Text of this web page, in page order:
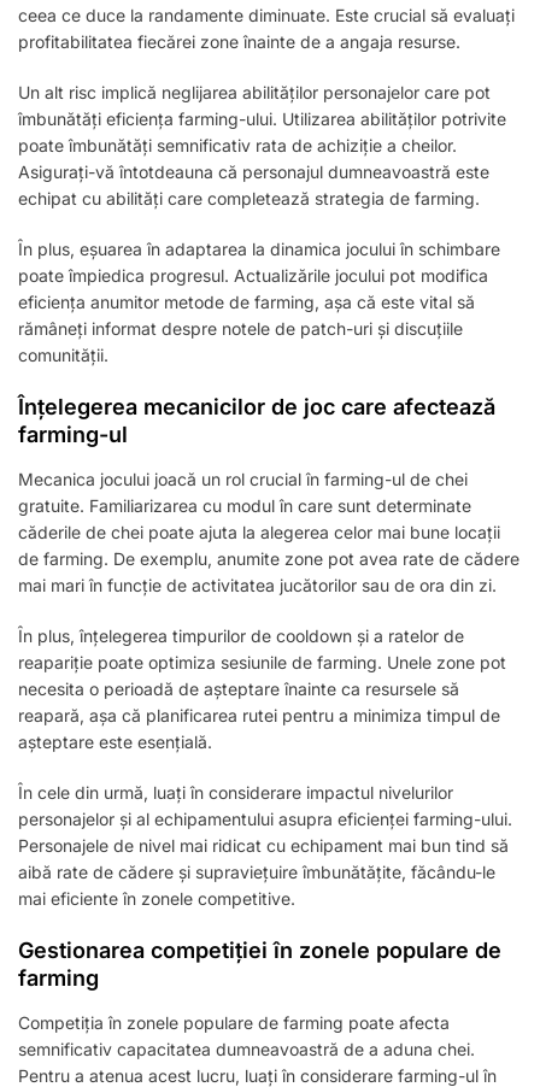
ceea ce duce la randamente diminuate. Este crucial să evaluați
profitabilitatea fiecărei zone înainte de a angaja resurse.
Un alt risc implică neglijarea abilităților personajelor care pot
îmbunătăți eficiența farming-ului. Utilizarea abilităților potrivite
poate îmbunătăți semnificativ rata de achiziție a cheilor.
Asigurați-vă întotdeauna că personajul dumneavoastră este
echipat cu abilități care completează strategia de farming.
În plus, eșuarea în adaptarea la dinamica jocului în schimbare
poate împiedica progresul. Actualizările jocului pot modifica
eficiența anumitor metode de farming, așa că este vital să
rămâneți informat despre notele de patch-uri și discuțiile
comunității.
Înțelegerea mecanicilor de joc care afectează
farming-ul
Mecanica jocului joacă un rol crucial în farming-ul de chei
gratuite. Familiarizarea cu modul în care sunt determinate
căderile de chei poate ajuta la alegerea celor mai bune locații
de farming. De exemplu, anumite zone pot avea rate de cădere
mai mari în funcție de activitatea jucătorilor sau de ora din zi.
În plus, înțelegerea timpurilor de cooldown și a ratelor de
reapariție poate optimiza sesiunile de farming. Unele zone pot
necesita o perioadă de așteptare înainte ca resursele să
reapară, așa că planificarea rutei pentru a minimiza timpul de
așteptare este esențială.
În cele din urmă, luați în considerare impactul nivelurilor
personajelor și al echipamentului asupra eficienței farming-ului.
Personajele de nivel mai ridicat cu echipament mai bun tind să
aibă rate de cădere și supraviețuire îmbunătățite, făcându-le
mai eficiente în zonele competitive.
Gestionarea competiției în zonele populare de
farming
Competiția în zonele populare de farming poate afecta
semnificativ capacitatea dumneavoastră de a aduna chei.
Pentru a atenua acest lucru, luați în considerare farming-ul în